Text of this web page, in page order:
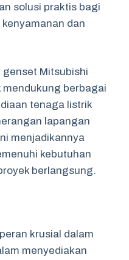
solusi praktis bagi
dan
genset Mitsubishi
berbagai
tenaga listrik
lapangan
menjadikannya
kebutuhan
berlangsung.
krusial dalam
menyediakan